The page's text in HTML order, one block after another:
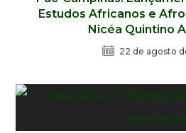
Estudos Africanos e
Nicéa Quintino
22 de agosto